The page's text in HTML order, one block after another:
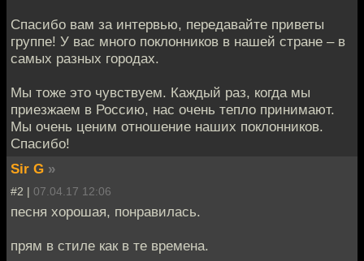
Спасибо вам за интервью, передавайте приветы
группе! У вас много поклонников в нашей стране – в
самых разных городах.
Мы тоже это чувствуем. Каждый раз, когда мы
приезжаем в Россию, нас очень тепло принимают.
Мы очень ценим отношение наших поклонников.
Спасибо!
Sir G »
#2 | 07.04.17 12:06
песня хорошая, понравилась.
прям в стиле как в те времена.